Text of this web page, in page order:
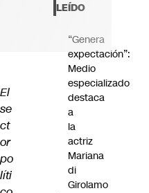
El
se
ct
or
po
líti
LEÍDO
“Genera
expectación”:
Medio
especializado
destaca
a
la
actriz
Mariana
di
Girolamo